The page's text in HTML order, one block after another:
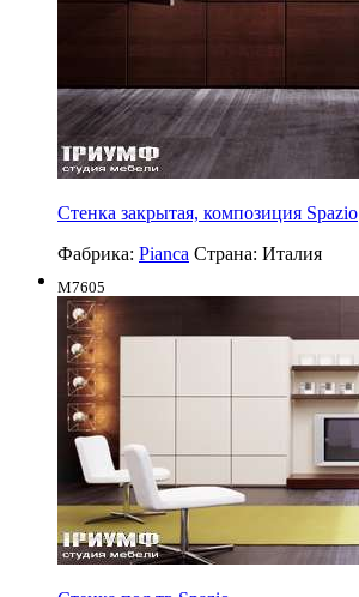
Стенка закрытая, композиция Spazio
Фабрика: Pianca Страна: Италия
M7605